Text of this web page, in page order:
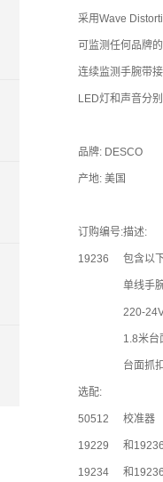
采用Wave
可监测任何品牌
连续监测手腕带
LED灯和声音分
品牌: DESCO
产地: 美国
订购编号:描述:
19236 包含以
单线手
220-
1.8米台
台面抓
选配:
50512 校准器
19229 和
19234 和